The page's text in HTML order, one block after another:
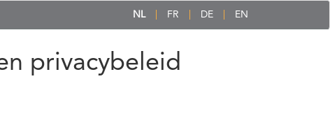
NL FR DE EN
privacybeleid